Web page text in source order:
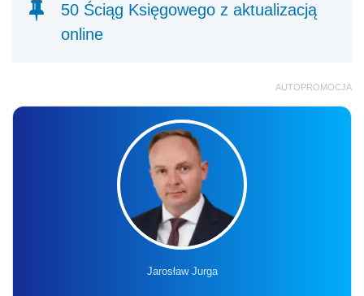
50 Ściąg Księgowego z aktualizacją
online
AUTOPROMOCJA
Jarosław Jurga